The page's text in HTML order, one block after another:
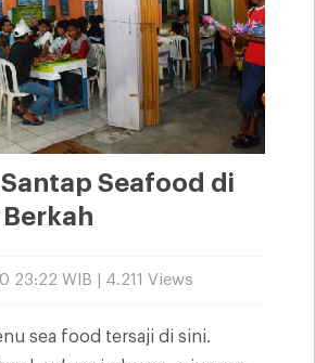
Seafood di
23:22 WIB | 4.211 Views
sea food tersaji di sini.